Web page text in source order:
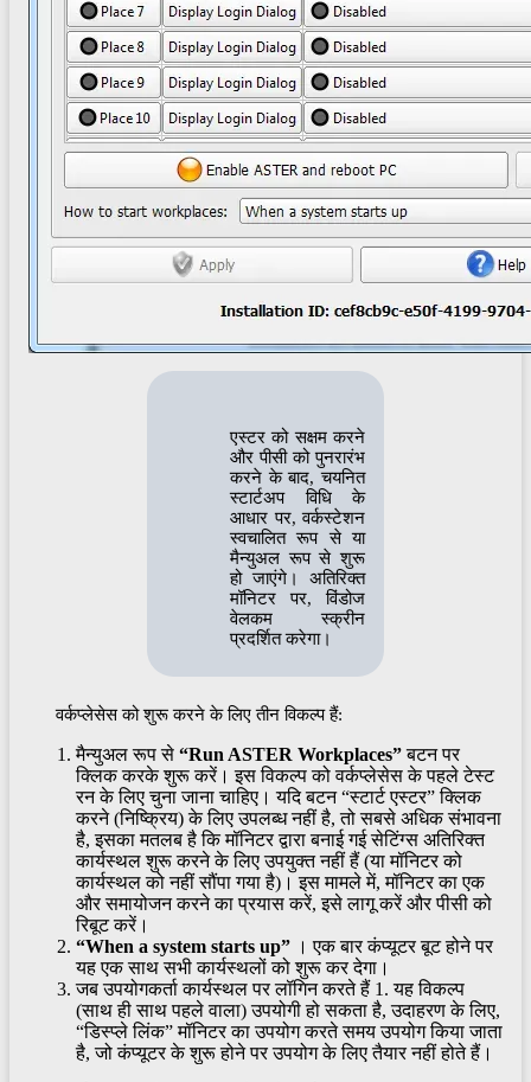
एस्टर को सक्षम करने
और पीसी को पुनरारंभ
करने के बाद, चयनित
स्टार्टअप विधि के
आधार पर, वर्कस्टेशन
स्वचालित रूप से या
मैन्युअल रूप से शुरू
हो जाएंगे। अतिरिक्त
मॉनिटर पर, विंडोज
वेलकम स्क्रीन
प्रदर्शित करेगा।
वर्कप्लेसेस को शुरू करने के लिए तीन विकल्प हैं:
मैन्युअल रूप से “Run ASTER Workplaces”बटन पर
क्लिक करके शुरू करें। इस विकल्प को वर्कप्लेसेस के पहले टेस्ट
रन के लिए चुना जाना चाहिए। यदि बटन “स्टार्ट एस्टर” क्लिक
करने (निष्क्रिय) के लिए उपलब्ध नहीं है, तो सबसे अधिक संभावना
है, इसका मतलब है कि मॉनिटर द्वारा बनाई गई सेटिंग्स अतिरिक्त
कार्यस्थल शुरू करने के लिए उपयुक्त नहीं हैं (या मॉनिटर को
कार्यस्थल को नहीं सौंपा गया है)। इस मामले में, मॉनिटर का एक
और समायोजन करने का प्रयास करें, इसे लागू करें और पीसी को
रिबूट करें।
“When a system starts up” । एक बार कंप्यूटर बूट होने पर
यह एक साथ सभी कार्यस्थलों को शुरू कर देगा।
जब उपयोगकर्ता कार्यस्थल पर लॉगिन करते हैं 1. यह विकल्प
(साथ ही साथ पहले वाला) उपयोगी हो सकता है, उदाहरण के लिए,
“डिस्प्ले लिंक” मॉनिटर का उपयोग करते समय उपयोग किया जाता
है, जो कंप्यूटर के शुरू होने पर उपयोग के लिए तैयार नहीं होते हैं।